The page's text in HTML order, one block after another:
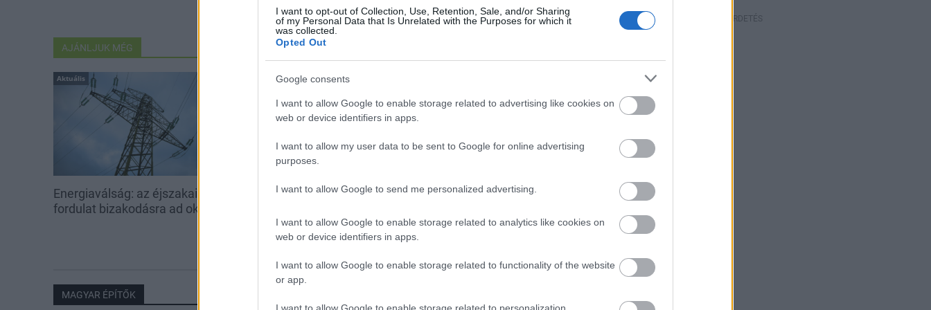
I want to opt-out of Collection, Use, Retention, Sale, and/or Sharing
of my Personal Data that Is Unrelated with the Purposes for which it
was collected.
Opted Out
Google consents
I want to allow Google to enable storage related to advertising like cookies on
web or device identifiers in apps.
I want to allow my user data to be sent to Google for online advertising
purposes.
I want to allow Google to send me personalized advertising.
I want to allow Google to enable storage related to analytics like cookies on
web or device identifiers in apps.
I want to allow Google to enable storage related to functionality of the website
or app.
AJÁNLJUK MÉG
Aktuális
Energiaválság: az éjszakai
fordulat bizakodásra ad okot
Paks: hétfőn és talán még
utolsó turbina
Az atomerőmű egyetlen
Duna vizét némileg felmelegíti
MAGYAR ÉPÍTŐK
HIRDETÉS